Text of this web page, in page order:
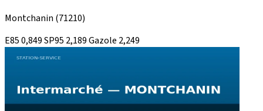
Montchanin (71210)
E850,849SP95 2,189Gazole 2,249